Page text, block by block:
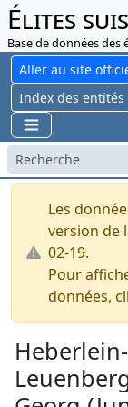
Élites
Base de données des
Aller au site
Index des entités
Les
version de
02-19.
Pour
données,
Heberlein-